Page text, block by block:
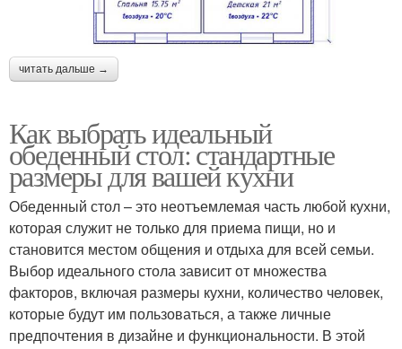
читать дальше →
Как выбрать идеальный
обеденный стол: стандартные
размеры для вашей кухни
Обеденный стол – это неотъемлемая часть любой кухни,
которая служит не только для приема пищи, но и
становится местом общения и отдыха для всей семьи.
Выбор идеального стола зависит от множества
факторов, включая размеры кухни, количество человек,
которые будут им пользоваться, а также личные
предпочтения в дизайне и функциональности. В этой